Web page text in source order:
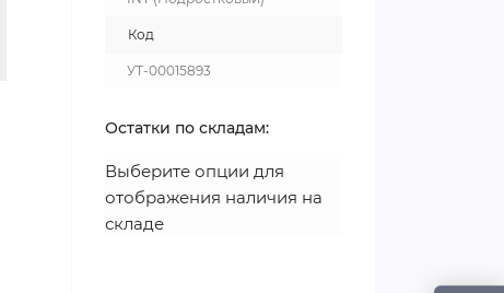
Код
УТ-00015893
Остатки по складам:
Выберите опции для
отображения наличия на
складе